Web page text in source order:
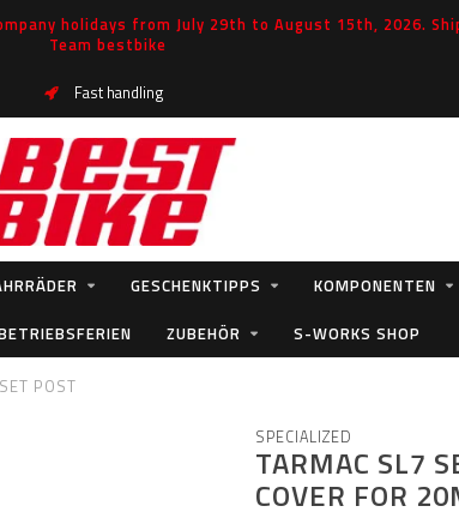
holidays from July 29th to August 15th, 2026.
Team bestbike
Fast handling
GESCHENKTIPPS KOMPONENTEN
ZUBEHÖR S-WORKS SHOP
POST
SPECIALIZED
TARMAC SL7
COVER FOR